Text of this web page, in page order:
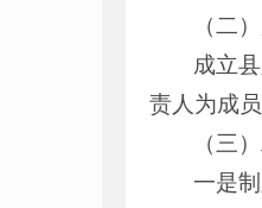
（二
成立
责人为成
（三
一是